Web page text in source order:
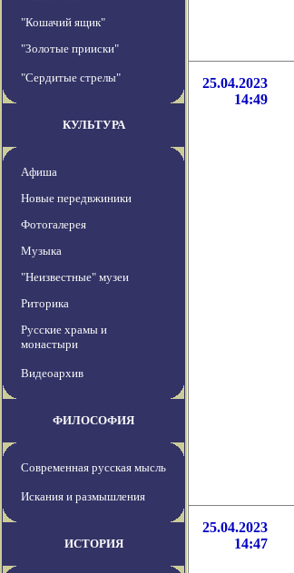
"Кошачий ящик"
"Золотые прииски"
"Сердитые стрелы"
КУЛЬТУРА
Афиша
Новые передвжиники
Фотогалерея
Музыка
"Неизвестные" музеи
Риторика
Русские храмы и
монастыри
Видеоархив
ФИЛОСОФИЯ
Современная русская мысль
Искания и размышления
ИСТОРИЯ
25.04.2023
14:49
25.04.2023
14:47